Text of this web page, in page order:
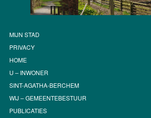
MIJN STAD
PRIVACY
HOME
U – INWONER
SINT-AGATHA-BERCHEM
WIJ – GEMEENTEBESTUUR
PUBLICATIES